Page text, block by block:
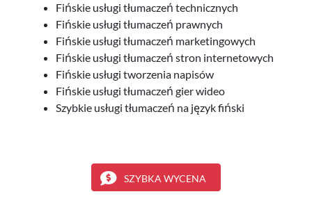
Fińskie usługi tłumaczeń technicznych
Fińskie usługi tłumaczeń prawnych
Fińskie usługi tłumaczeń marketingowych
Fińskie usługi tłumaczeń stron internetowych
Fińskie usługi tworzenia napisów
Fińskie usługi tłumaczeń gier wideo
Szybkie usługi tłumaczeń na język fiński
SZYBKA WYCENA